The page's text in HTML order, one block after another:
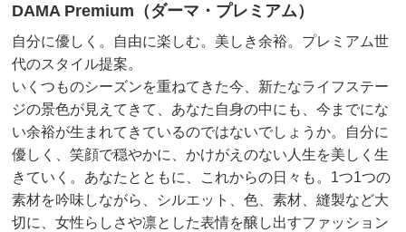
DAMA Premium（ダーマ・プレミアム）
自分に優しく。自由に楽しむ。美しき余裕。プレミアム世
代のスタイル提案。
いくつものシーズンを重ねてきた今、新たなライフステー
ジの景色が見えてきて、あなた自身の中にも、今までにな
い余裕が生まれてきているのではないでしょうか。自分に
優しく、笑顔で穏やかに、かけがえのない人生を美しく生
きていく。あなたとともに、これからの日々も。1つ1つの
素材を吟味しながら、シルエット、色、素材、縫製など大
切に、女性らしさや凛とした表情を醸し出すファッション